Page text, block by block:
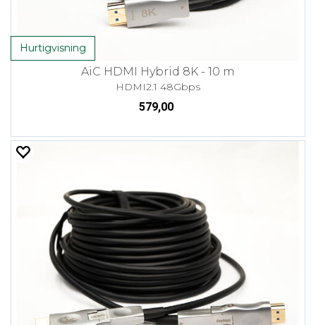
Hurtigvisning
AiC HDMI Hybrid 8K - 10 m
HDMI2.1 48Gbps
579,00